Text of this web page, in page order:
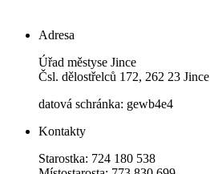
Adresa
Úřad městyse Jince
Čsl. dělostřelců 172, 262 23 Jince
datová schránka: gewb4e4
Kontakty
Starostka: 724 180 538